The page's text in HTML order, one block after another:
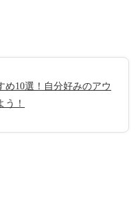
め10選！自分好みのアウ
う！